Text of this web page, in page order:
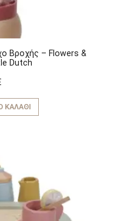
Βροχής – Flowers &
Dutch
ΚΑΛΆΘΙ